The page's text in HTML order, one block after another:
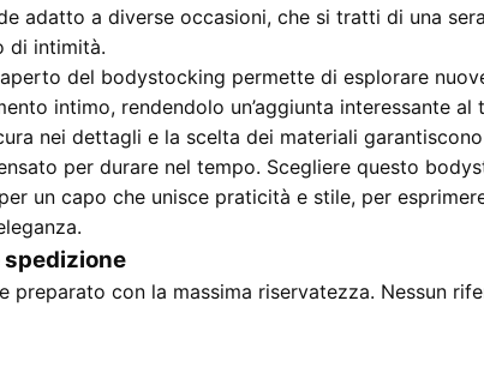
adatto a diverse occasioni, che si tratti di una
di intimità.
del bodystocking permette di esplorare
intimo, rendendolo un’aggiunta interessante al
nei dettagli e la scelta dei materiali
per durare nel tempo. Scegliere questo
un capo che unisce praticità e stile, per
spedizione
preparato con la massima riservatezza. Nessun